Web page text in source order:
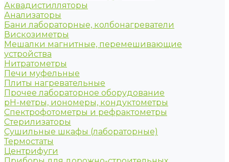
Аквадистилляторы
Анализаторы
Бани лабораторные, колбонагреватели
Вискозиметры
Мешалки магнитные, перемешивающие
устройства
Нитратометры
Печи муфельные
Плиты нагревательные
Прочее лабораторное оборудование
рН-метры, иономеры, кондуктометры
Спектрофотометры и рефрактометры
Стерилизаторы
Сушильные шкафы (лабораторные)
Термостаты
Центрифуги